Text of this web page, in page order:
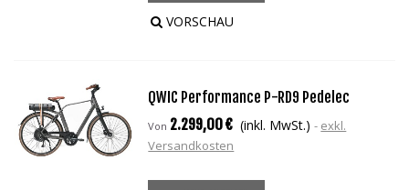
VORSCHAU
QWIC Performance P-RD9 Pedelec
Von 2.299,00 € (inkl. MwSt.)
exkl.
Versandkosten